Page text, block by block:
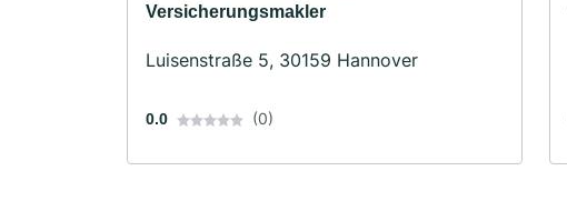
Versicherungsmakler
Luisenstraße 5, 30159 Hannover
0.0 (0)